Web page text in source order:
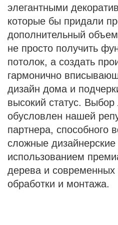
элегантными
которые бы придали
дополнительный
не просто получить
потолок, а создать
гармонично
дизайн дома и
высокий статус.
обусловлен нашей
партнера, способного
сложные
использованием
дерева и современных
обработки и монтажа.